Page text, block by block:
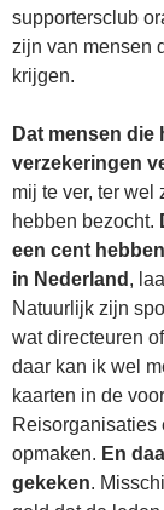
supportersclub
zijn van mensen
krijgen.
Dat mensen
verzekeringen
mij te ver, ter
hebben bezocht.
een cent
in Nederland ,
Natuurlijk zijn
wat directeuren
daar kan ik wel
kaarten in de
Reisorganisaties
opmaken. En
gekeken.